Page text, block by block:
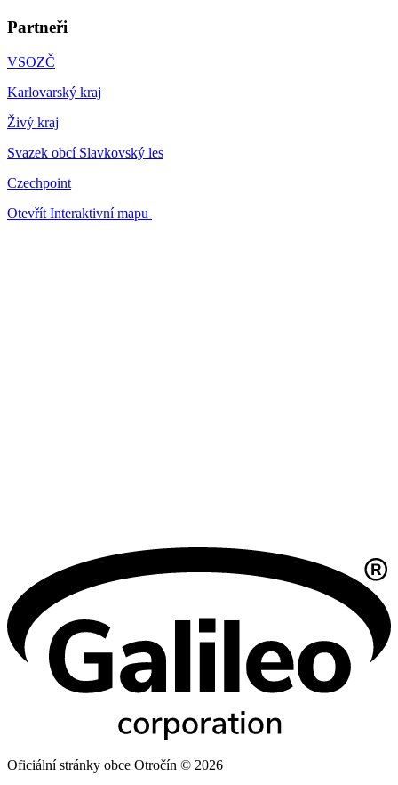
Partneři
VSOZČ
Karlovarský kraj
Živý kraj
Svazek obcí Slavkovský les
Czechpoint
Otevřít Interaktivní mapu
Oficiální stránky obce Otročín © 2026